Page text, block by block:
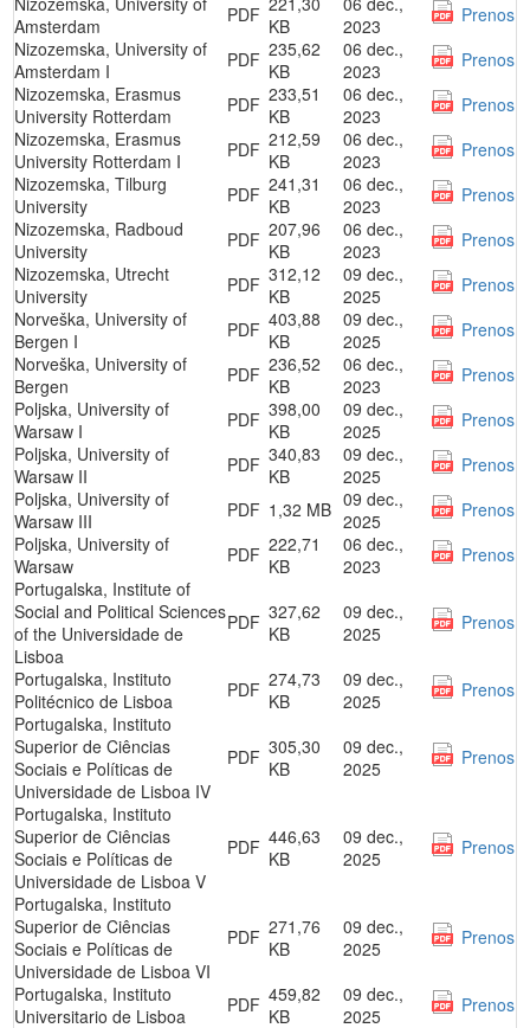
Amsterdam
PDF KB
2023
Prenos
Nizozemska, University of
Amsterdam I
PDF 235,62
KB
06 dec.,
2023
Prenos
Nizozemska, Erasmus
University Rotterdam
PDF 233,51
KB
06 dec.,
2023
Prenos
Nizozemska, Erasmus
University Rotterdam I
PDF 212,59
KB
06 dec.,
2023
Prenos
Nizozemska, Tilburg
University
PDF 241,31
KB
06 dec.,
2023
Prenos
Nizozemska, Radboud
University
PDF 207,96
KB
06 dec.,
2023
Prenos
Nizozemska, Utrecht
University
PDF 312,12
KB
09 dec.,
2025
Prenos
Norveška, University of
Bergen I
PDF 403,88
KB
09 dec.,
2025
Prenos
Norveška, University of
Bergen
PDF 236,52
KB
06 dec.,
2023
Prenos
Poljska, University of
Warsaw I
PDF 398,00
KB
09 dec.,
2025
Prenos
Poljska, University of
Warsaw II
PDF 340,83
KB
09 dec.,
2025
Prenos
Poljska, University of
Warsaw III
PDF 1,32 MB 09 dec.,
2025
Prenos
Poljska, University of
Warsaw
PDF 222,71
KB
06 dec.,
2023
Prenos
Portugalska, Institute of
Social and Political Sciences
of the Universidade de
Lisboa
PDF 327,62
KB
09 dec.,
2025
Prenos
Portugalska, Instituto
Politécnico de Lisboa
PDF 274,73
KB
09 dec.,
2025
Prenos
Portugalska, Instituto
Superior de Ciências
Sociais e Políticas de
Universidade de Lisboa IV
PDF 305,30
KB
09 dec.,
2025
Prenos
Portugalska, Instituto
Superior de Ciências
Sociais e Políticas de
Universidade de Lisboa V
PDF 446,63
KB
09 dec.,
2025
Prenos
Portugalska, Instituto
Superior de Ciências
Sociais e Políticas de
Universidade de Lisboa VI
PDF 271,76
KB
09 dec.,
2025
Prenos
Portugalska, Instituto
Universitario de Lisboa
PDF 459,82
KB
09 dec.,
2025
Prenos